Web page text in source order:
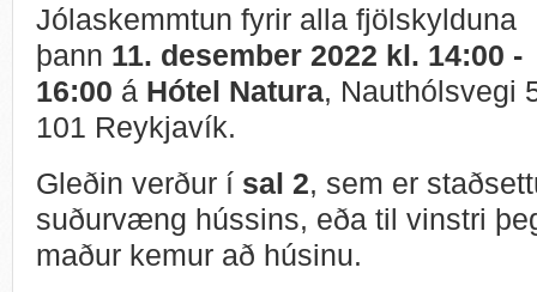
Jólaskemmtun fyrir alla fjölskylduna
þann 11. desember 2022 kl. 14:00 -
16:00 á Hótel Natura, Nauthólsvegi
101 Reykjavík.
Gleðin verður í sal 2, sem er
suðurvæng hússins, eða til vinstri
maður kemur að húsinu.